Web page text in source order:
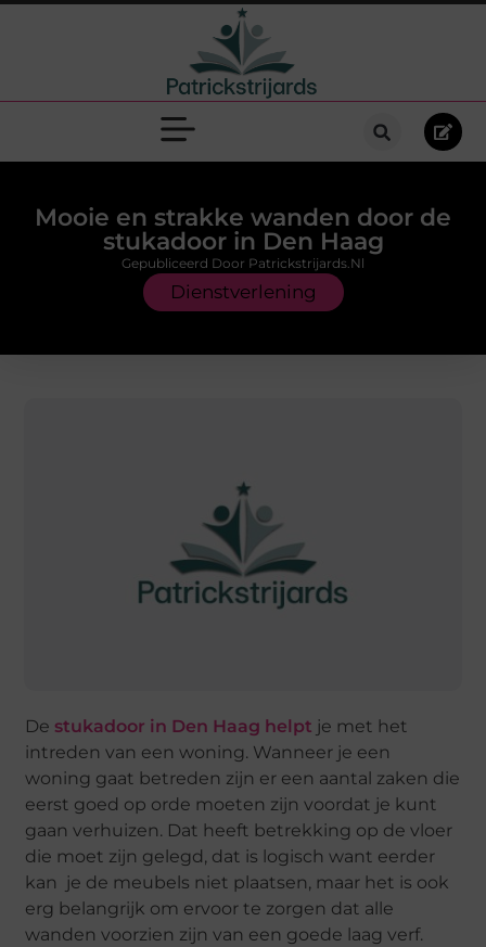
Mooie en strakke wanden door de
stukadoor in Den Haag
Dienstverlening
Gepubliceerd Door Patrickstrijards.nl
De stukadoor in Den Haag helpt je met het
intreden van een woning. Wanneer je een
woning gaat betreden zijn er een aantal zaken die
eerst goed op orde moeten zijn voordat je kunt
gaan verhuizen. Dat heeft betrekking op de vloer
die moet zijn gelegd, dat is logisch want eerder
kan je de meubels niet plaatsen, maar het is ook
erg belangrijk om ervoor te zorgen dat alle
wanden voorzien zijn van een goede laag verf.